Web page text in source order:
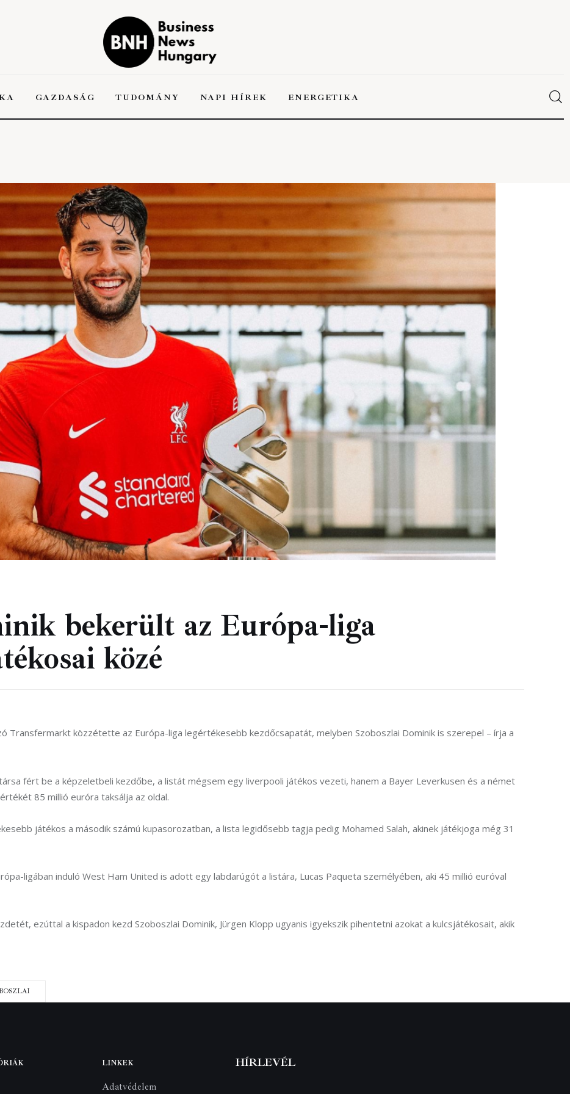
GAZDASÁG TUDOMÁNY NAPI HÍREK ENERGETIKA
GAZDASÁG TUDOMÁNY NAPI HÍREK ENERGETIKA
Business News
Hungary
bekerült az Európa-liga
közé
Transfermarkt közzétette az Európa-liga legértékesebb kezdőcsapatát, melyben Szoboszlai Dominik is szerepel – írja a
fért be a képzeletbeli kezdőbe, a listát mégsem egy liverpooli játékos vezeti, hanem a Bayer Leverkusen és a német
85 millió euróra taksálja az oldal.
játékos a második számú kupasorozatban, a lista legidősebb tagja pedig Mohamed Salah, akinek játékjoga még 31
ligában induló West Ham United is adott egy labdarúgót a listára, Lucas Paqueta személyében, aki 45 millió euróval
ezúttal a kispadon kezd Szoboszlai Dominik, Jürgen Klopp ugyanis igyekszik pihentetni azokat a kulcsjátékosait, akik
LINKEK
Adatvédelem
HÍRLEVÉL